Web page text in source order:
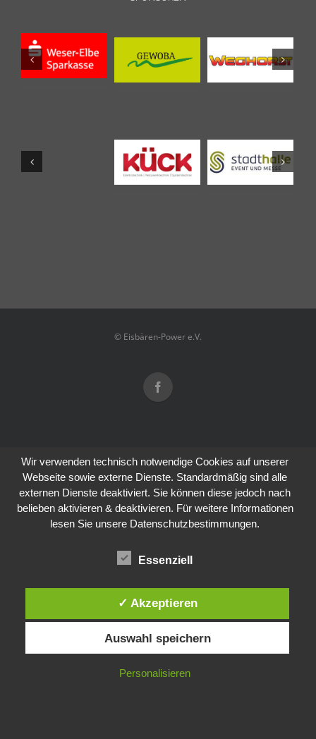
© Eisbären-Power e.V.
Wir verwenden technisch notwendige Cookies auf unserer
Webseite sowie externe Dienste. Standardmäßig sind alle
externen Dienste deaktiviert. Sie können diese jedoch nach
belieben aktivieren & deaktivieren. Für weitere Informationen
lesen Sie unsere Datenschutzbestimmungen.
Essenziell
✓ Akzeptieren
Auswahl speichern
Personalisieren